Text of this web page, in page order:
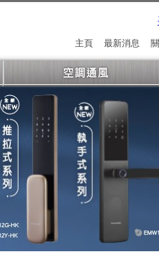
最新消息
主頁